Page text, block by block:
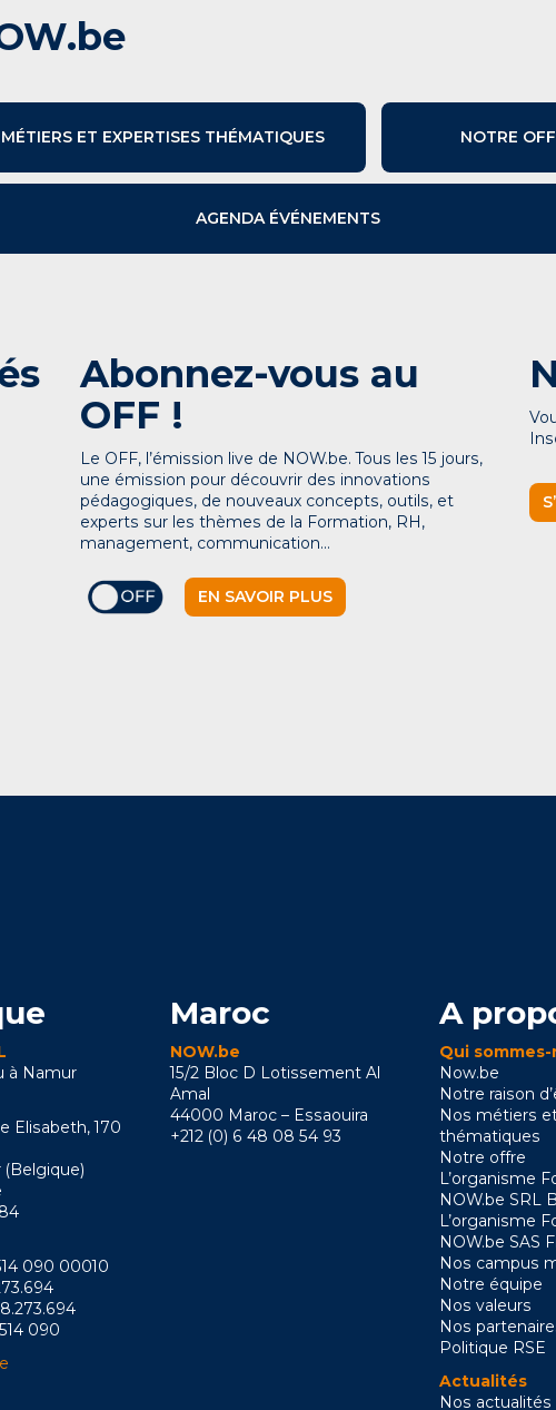
ET EXPERTISES THÉMATIQUES NOTRE
AGENDA ÉVÉNEMENTS
Abonnez-vous au
OFF !
Le OFF, l’émission live de NOW.be. Tous les 15 jours,
une émission pour découvrir des innovations
pédagogiques, de nouveaux concepts, outils, et
experts sur les thèmes de la Formation, RH,
management, communication…
EN SAVOIR PLUS
à Namur
Elisabeth, 170
090 00010
090
Maroc
NOW.be
15/2 Bloc D Lotissement Al
Amal
44000 Maroc – Essaouira
+212 (0) 6 48 08 54 93
A
Qui sommes-
Now.be
Notre raison
Nos métiers
thématiques
Notre offre
L’organisme
NOW.be SRL
L’organisme
NOW.be SAS
Nos campus
Notre équipe
Nos valeurs
Nos
Politique RSE
Actualités
Nos actualités